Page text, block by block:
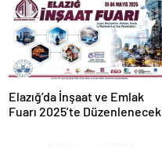
Elazığ’da İnşaat ve Emlak
Fuarı 2025’te Düzenlenecek